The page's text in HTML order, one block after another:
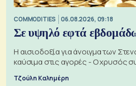
COMMODITIES 06.08.2026, 09:18
Σε υψηλό εφτά
Η αισιοδοξία για άνοιγμα των
καύσιμα στις αγορές - Ο χρυσός
Τζούλη Καλημέρη